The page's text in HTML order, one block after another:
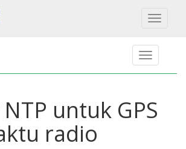
Toggle
untuk GPS
radio